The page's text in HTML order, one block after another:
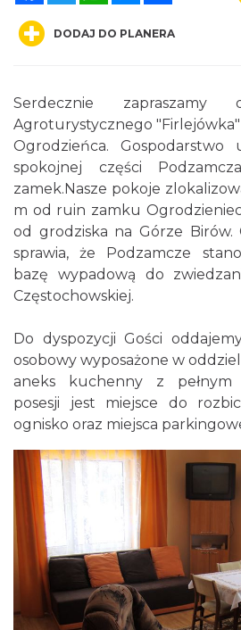
DODAJ DO PLANERA
Serdecznie zapraszamy
Agroturystycznego
Ogrodzieńca.
spokojnej części
zamek.Nasze pokoje
m od ruin zamku
od grodziska na Górze Birów.
sprawia, że Podzamcze
bazę wypadową do
Częstochowskiej.
Do dyspozycji Gości
osobowy wyposażone w
aneks kuchenny z pełnym
posesji jest miejsce do
ognisko oraz miejsca